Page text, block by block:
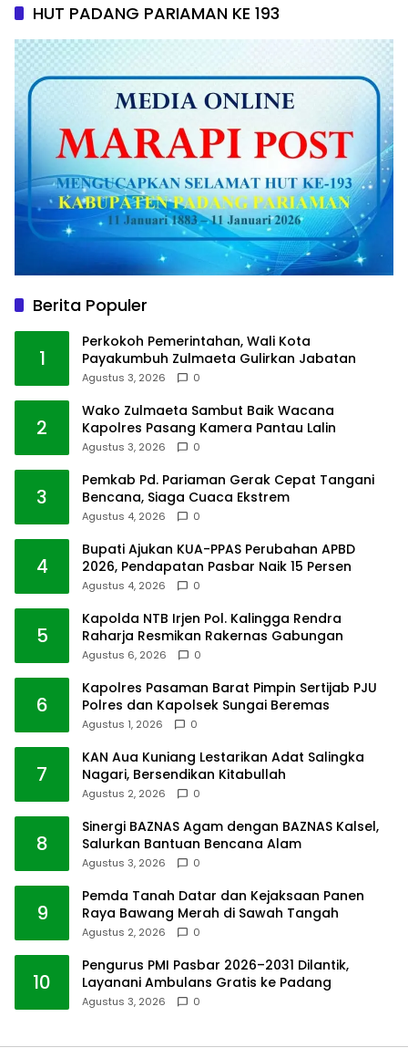
HUT PADANG PARIAMAN KE 193
Berita Populer
1
Perkokoh Pemerintahan, Wali Kota
Payakumbuh Zulmaeta Gulirkan Jabatan
Agustus 3, 2026 0
2
Wako Zulmaeta Sambut Baik Wacana
Kapolres Pasang Kamera Pantau Lalin
Agustus 3, 2026 0
3
Pemkab Pd. Pariaman Gerak Cepat Tangani
Bencana, Siaga Cuaca Ekstrem
Agustus 4, 2026 0
4
Bupati Ajukan KUA-PPAS Perubahan APBD
2026, Pendapatan Pasbar Naik 15 Persen
Agustus 4, 2026 0
5
Kapolda NTB Irjen Pol. Kalingga Rendra
Raharja Resmikan Rakernas Gabungan
Agustus 6, 2026 0
6
Kapolres Pasaman Barat Pimpin Sertijab PJU
Polres dan Kapolsek Sungai Beremas
Agustus 1, 2026 0
7
KAN Aua Kuniang Lestarikan Adat Salingka
Nagari, Bersendikan Kitabullah
Agustus 2, 2026 0
8
Sinergi BAZNAS Agam dengan BAZNAS Kalsel,
Salurkan Bantuan Bencana Alam
Agustus 3, 2026 0
9
Pemda Tanah Datar dan Kejaksaan Panen
Raya Bawang Merah di Sawah Tangah
Agustus 2, 2026 0
10
Pengurus PMI Pasbar 2026–2031 Dilantik,
Layanani Ambulans Gratis ke Padang
Agustus 3, 2026 0